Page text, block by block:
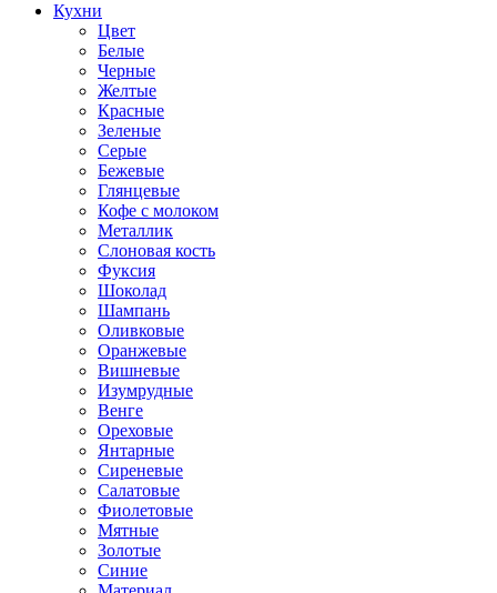
Кухни
Цвет
Белые
Черные
Желтые
Красные
Зеленые
Серые
Бежевые
Глянцевые
Кофе с молоком
Металлик
Слоновая кость
Фуксия
Шоколад
Шампань
Оливковые
Оранжевые
Вишневые
Изумрудные
Венге
Ореховые
Янтарные
Сиреневые
Салатовые
Фиолетовые
Мятные
Золотые
Синие